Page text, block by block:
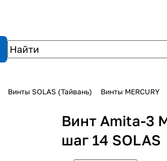
Винты SOLAS (Тайвань) Винты MERCURY
Винт Amita-3
шаг 14 SOLAS